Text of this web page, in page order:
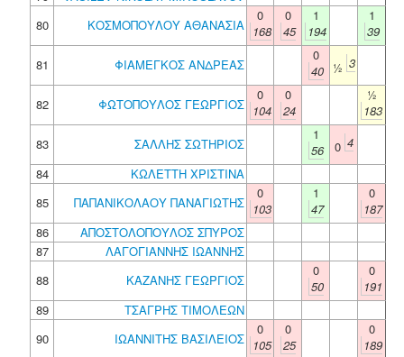
80
ΚΟΣΜΟΠΟΥΛΟΥ ΑΘΑΝΑΣΙΑ
0
168
0
45
1
194
1
39
81
ΦΙΑΜΕΓΚΟΣ ΑΝΔΡΕΑΣ
0
40
½ 3
82 ΦΩΤΟΠΟΥΛΟΣ ΓΕΩΡΓΙΟΣ
0
104
0
24
½
183
83
ΣΑΛΛΗΣ ΣΩΤΗΡΙΟΣ
1
56
0 4
84
ΚΩΛΕΤΤΗ ΧΡΙΣΤΙΝΑ
85
ΠΑΠΑΝΙΚΟΛΑΟΥ ΠΑΝΑΓΙΩΤΗΣ
0
103
1
47
0
187
86
ΑΠΟΣΤΟΛΟΠΟΥΛΟΣ ΣΠΥΡΟΣ
87
ΛΑΓΟΓΙΑΝΝΗΣ ΙΩΑΝΝΗΣ
88
ΚΑΖΑΝΗΣ ΓΕΩΡΓΙΟΣ
0
50
0
191
89
ΤΣΑΓΡΗΣ ΤΙΜΟΛΕΩΝ
90
ΙΩΑΝΝΙΤΗΣ ΒΑΣΙΛΕΙΟΣ
0
105
0
25
0
189